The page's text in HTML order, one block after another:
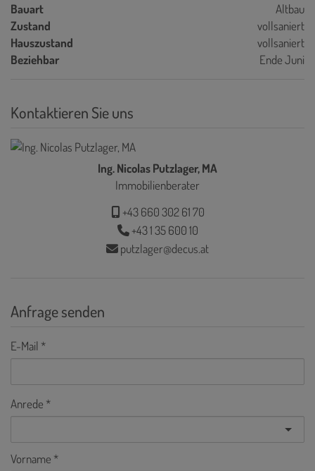
Bauart
Altbau
Zustand
vollsaniert
Hauszustand
vollsaniert
Beziehbar
Ende Juni
Kontaktieren Sie uns
Ing. Nicolas Putzlager, MA
Immobilienberater
+43 660 302 61 70
+43 1 35 600 10
putzlager@decus.at
Anfrage senden
E-Mail
Anrede
Vorname